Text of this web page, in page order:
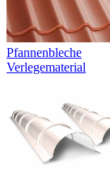
Pfannenbleche
Verlegematerial